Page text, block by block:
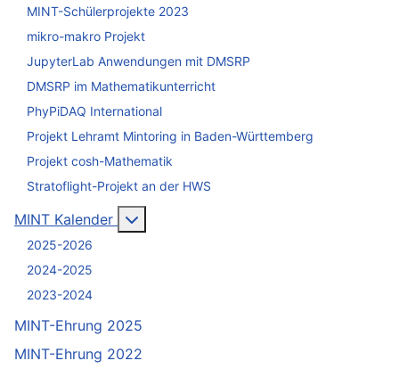
MINT-Schülerprojekte 2023
mikro-makro Projekt
JupyterLab Anwendungen mit DMSRP
DMSRP im Mathematikunterricht
PhyPiDAQ International
Projekt Lehramt Mintoring in Baden-Württemberg
Projekt cosh-Mathematik
Stratoflight-Projekt an der HWS
MINT Kalender
2025-2026
2024-2025
2023-2024
MINT-Ehrung 2025
MINT-Ehrung 2022